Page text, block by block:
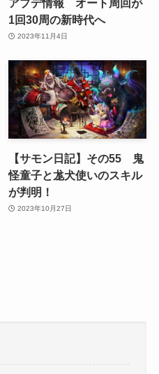
1回30周の新時代へ
2023年11月4日
【サモン日記】その55 鬼
怪童子と尨犬使いのスキル
が判明！
2023年10月27日